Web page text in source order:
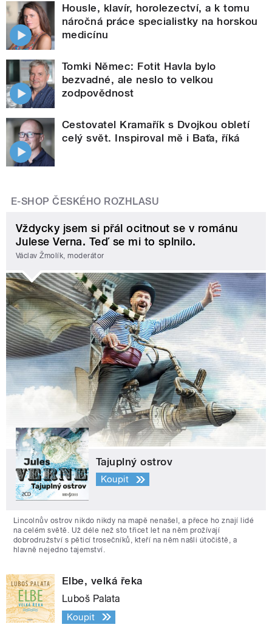
Housle, klavír, horolezectví, a k tomu
náročná práce specialistky na horskou
medicínu
Tomki Němec: Fotit Havla bylo
bezvadné, ale neslo to velkou
zodpovědnost
Cestovatel Kramařík s Dvojkou obletí
celý svět. Inspiroval mě i Baťa, říká
E-SHOP ČESKÉHO ROZHLASU
Vždycky jsem si přál ocitnout se v románu
Julese Verna. Teď se mi to splnilo.
Václav Žmolík, moderátor
Tajuplný ostrov
Koupit
Lincolnův ostrov nikdo nikdy na mapě nenašel, a přece ho znají lidé
na celém světě. Už déle než sto třicet let na něm prožívají
dobrodružství s pěticí trosečníků, kteří na něm našli útočiště, a
hlavně nejedno tajemství.
Elbe, velká řeka
Luboš Palata
Koupit